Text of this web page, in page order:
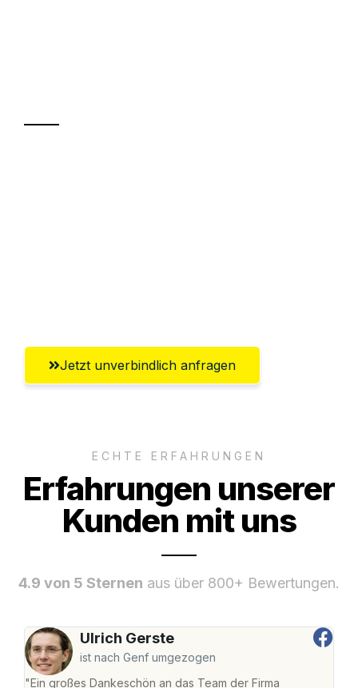
Jetzt unverbindlich anfragen
ECHTE ERFAHRUNGEN
Erfahrungen unserer
Kunden mit uns
4.9 von 5 Sternen aus über 800+ Bewertungen.
Ulrich Gerste
ist nach Genf umgezogen
"Ein großes Dankeschön an das Team der Firma